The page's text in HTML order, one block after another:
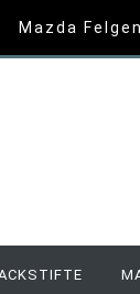
Mazda